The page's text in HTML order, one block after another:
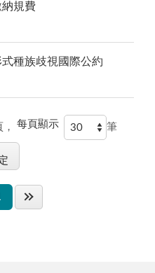
規費
種族歧視國際公約
， 每頁顯示 筆